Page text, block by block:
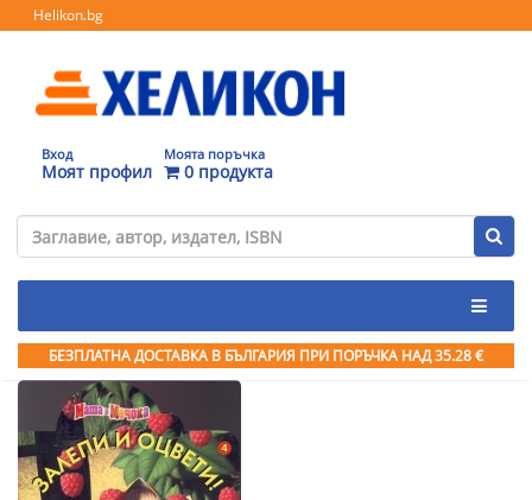
Helikon.bg
Вход
Моят профил
Моята поръчка
0 продукта
БЕЗПЛАТНА ДОСТАВКА В БЪЛГАРИЯ ПРИ ПОРЪЧКА НАД 35.28 €